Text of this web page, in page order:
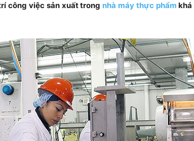
công việc sản xuất trong nhà máy thực phẩm khá